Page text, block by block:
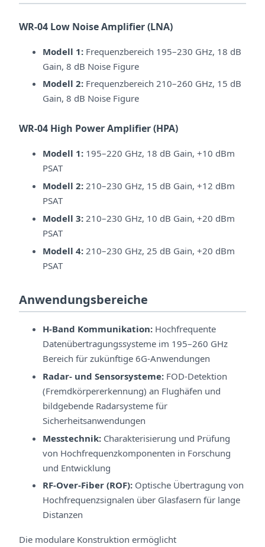
WR-04 Low Noise Amplifier (LNA)
Modell 1: Frequenzbereich 195–230 GHz, 18 dB
Gain, 8 dB Noise Figure
Modell 2: Frequenzbereich 210–260 GHz, 15 dB
Gain, 8 dB Noise Figure
WR-04 High Power Amplifier (HPA)
Modell 1: 195–220 GHz, 18 dB Gain, +10 dBm
PSAT
Modell 2: 210–230 GHz, 15 dB Gain, +12 dBm
PSAT
Modell 3: 210–230 GHz, 10 dB Gain, +20 dBm
PSAT
Modell 4: 210–230 GHz, 25 dB Gain, +20 dBm
PSAT
Anwendungsbereiche
H-Band Kommunikation: Hochfrequente
Datenübertragungssysteme im 195–260 GHz
Bereich für zukünftige 6G-Anwendungen
Radar- und Sensorsysteme: FOD-Detektion
(Fremdkörpererkennung) an Flughäfen und
bildgebende Radarsysteme für
Sicherheitsanwendungen
Messtechnik: Charakterisierung und Prüfung
von Hochfrequenzkomponenten in Forschung
und Entwicklung
RF-Over-Fiber (ROF): Optische Übertragung von
Hochfrequenzsignalen über Glasfasern für lange
Distanzen
Die modulare Konstruktion ermöglicht